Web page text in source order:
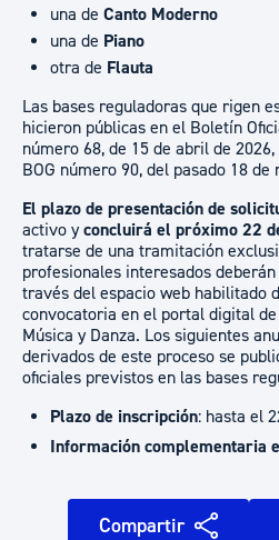
una de Canto Moderno
una de Piano
otra de Flauta
Las bases reguladoras que rigen
hicieron públicas en el Boletín
número 68, de 15 de abril de
BOG número 90, del pasado 18 de
El plazo de presentación de
activo yconcluirá el próximo 22
tratarse de una tramitación
profesionales interesados
través del espacio web habilitado
convocatoria en el portal digital
Música y Danza. Los siguientes
derivados de este proceso se
oficiales previstos en las bases
Plazo de inscripción: hasta el
Información complementaria
Compartir